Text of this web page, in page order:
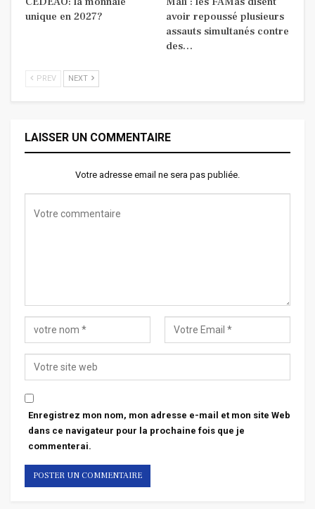
unique en 2027?
avoir repoussé plusieurs
assauts simultanés contre
des…
PREV NEXT
LAISSER UN COMMENTAIRE
Votre adresse email ne sera pas publiée.
Enregistrez mon nom, mon adresse e-mail et mon site Web
dans ce navigateur pour la prochaine fois que je
commenterai.